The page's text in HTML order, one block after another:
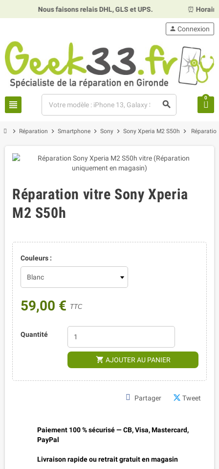
Nous faisons relais DHL, GLS et UPS. Horaires :Mardi,
view_headline search
person Connexion
0
chevron_right Réparation chevron_right Smartphone chevron_right Sony chevron_right Sony Xperia M2 S50h chevron_right
Réparation vitre Sony Xperia
M2 S50h
Couleurs :
59,00 € TTC
Quantité
shopping_cart AJOUTER AU PANIER
Partager Tweet
Paiement 100 % sécurisé — CB, Visa, Mastercard,
PayPal
Livraison rapide ou retrait gratuit en magasin